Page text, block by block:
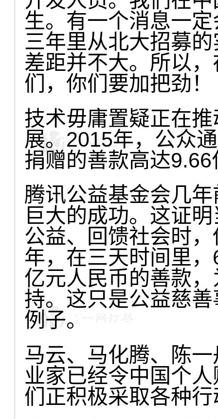
生。有一个消息一
三年里从北大招募
差距并不大。所以
们，你们要加把劲！
技术毋庸置疑正在
展。2015年，公众
捐赠的善款高达
腾讯公益基金会几
巨大的成功。这证
公益、回馈社会时
年，在三天时间里
亿元人民币的善款
持。这只是公益慈
例子。
马云、马化腾、陈
业家已经令中国个
们正积极采取各种